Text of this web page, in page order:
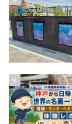
9